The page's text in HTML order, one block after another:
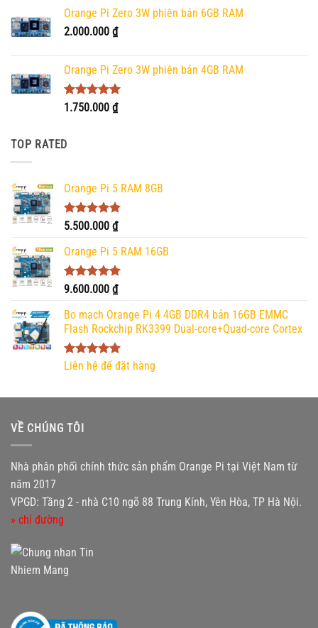
Orange Pi Zero 3W phiên bản 6GB RAM
2.000.000 ₫
Orange Pi Zero 3W phiên bản 4GB RAM
Được xếp
1.750.000 ₫
TOP RATED
Orange Pi 5 RAM 8GB
Được xếp
5 sao
5.500.000 ₫
Orange Pi 5 RAM 16GB
Được xếp
5 sao
9.600.000 ₫
Bo mạch Orange Pi 4 4GB DDR4 bản 16GB EMMC
Flash Rockchip RK3399 Dual-core+Quad-core Cortex
Được xếp
Liên hệ để đặt hàng
VỀ CHÚNG TÔI
Nhà phân phối chính thức sản phẩm Orange Pi tại Việt Nam từ
năm 2017
VPGD: Tầng 2 - nhà C10 ngõ 88 Trung Kính, Yên Hòa, TP Hà Nội.
» chỉ đường